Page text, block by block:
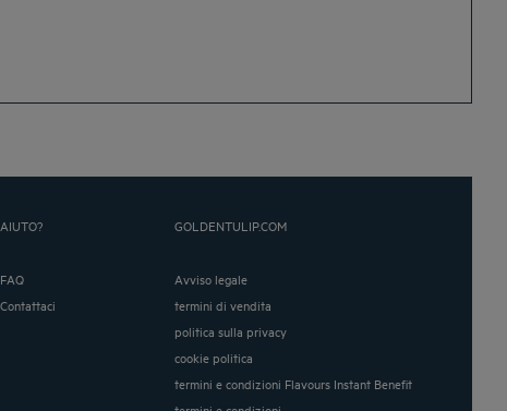
AIUTO?
FAQ
Contattaci
GOLDENTULIP.COM
Avviso legale
termini di vendita
politica sulla privacy
cookie politica
termini e condizioni Flavours Instant Benefit